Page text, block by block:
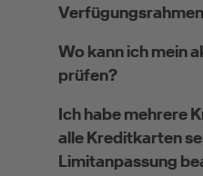
Wo kann ich mein
prüfen?
Ich habe mehrere
alle Kreditkarten
Limitanpassung